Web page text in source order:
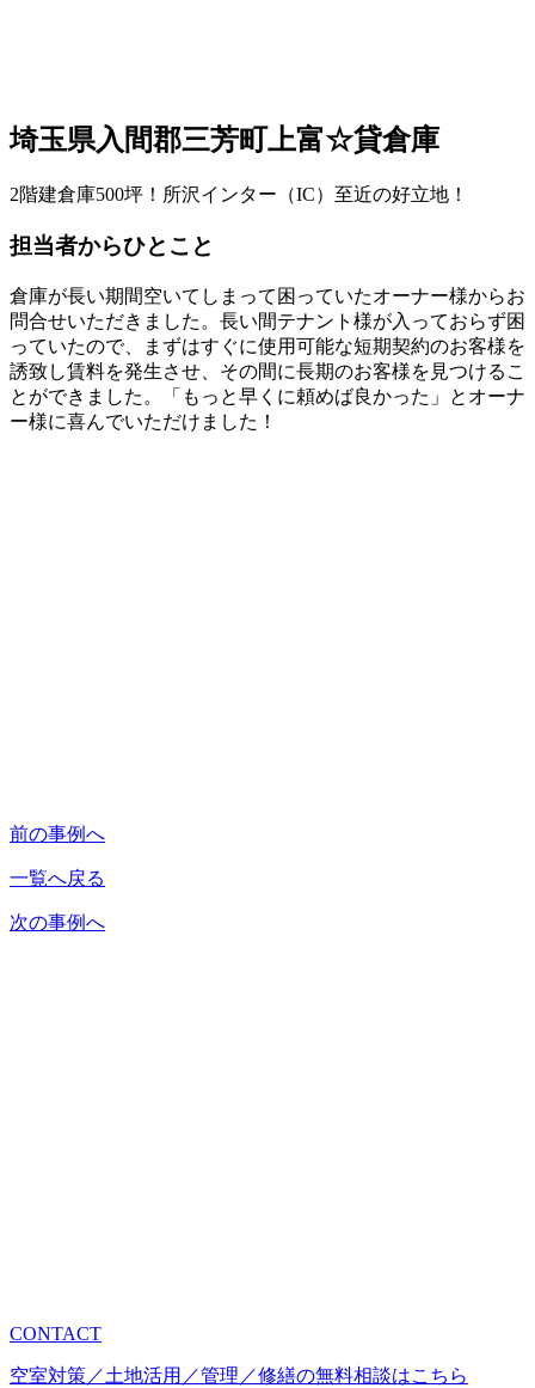
埼玉県入間郡三芳町上富☆貸倉庫
2階建倉庫500坪！所沢インター（IC）至近の好立地！
担当者からひとこと
倉庫が長い期間空いてしまって困っていたオーナー様からお
問合せいただきました。長い間テナント様が入っておらず困
っていたので、まずはすぐに使用可能な短期契約のお客様を
誘致し賃料を発生させ、その間に長期のお客様を見つけるこ
とができました。「もっと早くに頼めば良かった」とオーナ
ー様に喜んでいただけました！
前の事例へ
一覧へ戻る
次の事例へ
CONTACT
空室対策／土地活用／管理／修繕の無料相談はこちら